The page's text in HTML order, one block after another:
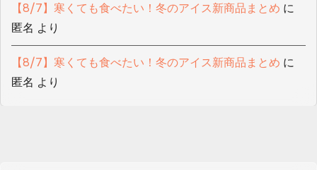
【8/7】寒くても食べたい！冬のアイス新商品まとめ に
匿名 より
【8/7】寒くても食べたい！冬のアイス新商品まとめ に
匿名 より